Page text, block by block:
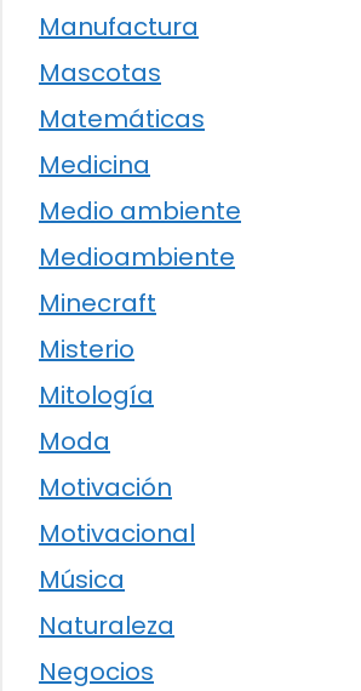
Manufactura
Mascotas
Matemáticas
Medicina
Medio ambiente
Medioambiente
Minecraft
Misterio
Mitología
Moda
Motivación
Motivacional
Música
Naturaleza
Negocios